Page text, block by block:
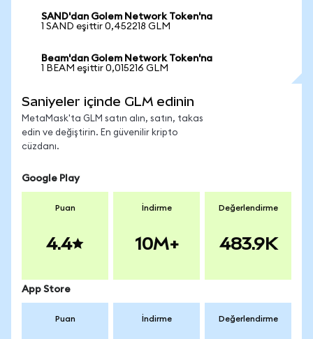
SAND'dan Golem Network Token'na
1 SAND eşittir 0,452218 GLM
Beam'dan Golem Network Token'na
1 BEAM eşittir 0,015216 GLM
Saniyeler içinde GLM edinin
MetaMask'ta GLM satın alın, satın, takas
edin ve değiştirin. En güvenilir kripto
cüzdanı.
Google Play
Puan
4.4
İndirme
10M+
Değerlendirme
483.9K
App Store
Puan İndirme Değerlendirme